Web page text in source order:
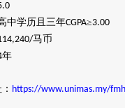
中学历且三年CGPA≥3.00
马币
年
https://www.unimas.my/